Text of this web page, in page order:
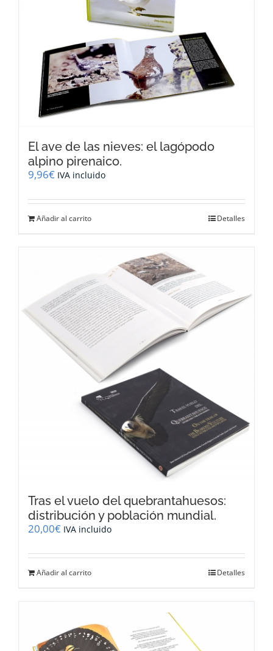
El ave de las nieves: el lagópodo
alpino pirenaico.
9,96€ IVA incluido
Añadir al carrito Detalles
Tras el vuelo del quebrantahuesos:
distribución y población mundial.
20,00€ IVA incluido
Añadir al carrito Detalles